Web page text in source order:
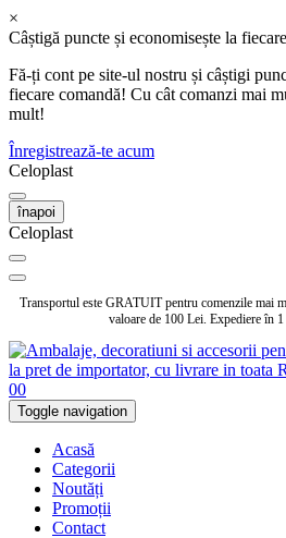
×
Câștigă puncte și economisește la
Fă-ți cont pe site-ul nostru și câștigi
fiecare comandă! Cu cât comanzi mai
mult!
Înregistrează-te acum
Celoplast
înapoi
Celoplast
Transportul este GRATUIT pentru comenzile mai
valoare de 100 Lei. Expediere în
00
Toggle navigation
Acasă
Categorii
Noutăți
Promoții
Contact